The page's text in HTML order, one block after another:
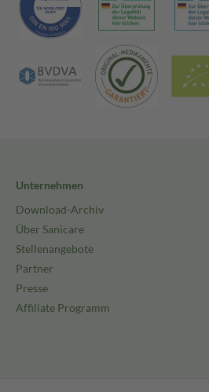
Unternehmen
Download-Archiv
Über Sanicare
Stellenangebote
Partner
Presse
Affiliate Programm